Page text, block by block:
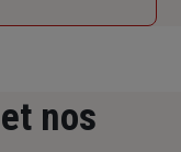
et nos